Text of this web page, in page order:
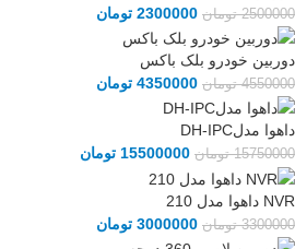
2500000 تومان 2300000 تومان
دوربین خودرو بلک باکس
4550000 تومان 4350000 تومان
داهوا مدلDH-IPC
15750000 تومان 15500000 تومان
NVR داهوا مدل 210
3300000 تومان 3000000 تومان